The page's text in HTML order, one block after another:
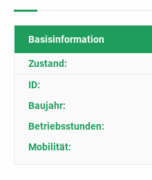
Basisinformation
Zustand:
ID:
Baujahr:
Betriebsstunden:
Mobilität: